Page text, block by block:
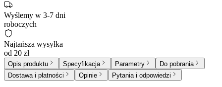
Wyślemy w 3-7 dni
roboczych
Najtańsza wysyłka
od 20 zł
Opis produktu Specyfikacja Parametry
Do pobrania
Dostawa i płatności
Opinie Pytania i odpowiedzi